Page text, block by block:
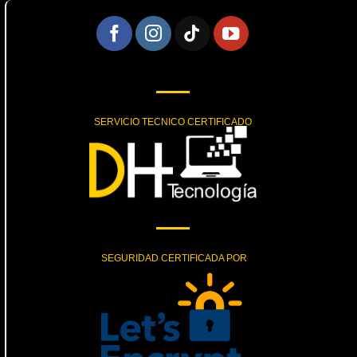
SERVICIO TECNICO CERTIFICADO
SEGURIDAD CERTIFICADA POR